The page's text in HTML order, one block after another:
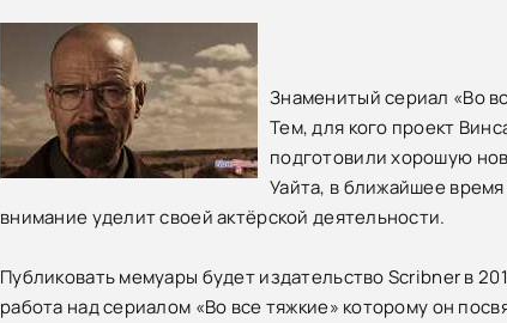
Знаменитый сериал «Во
Тем, для кого проект
подготовили хорошую
Уайта, в ближайшее
внимание уделит своей актёрской деятельности.
Публиковать мемуары будет издательство Scribner в
работа над сериалом «Во все тяжкие» которому он